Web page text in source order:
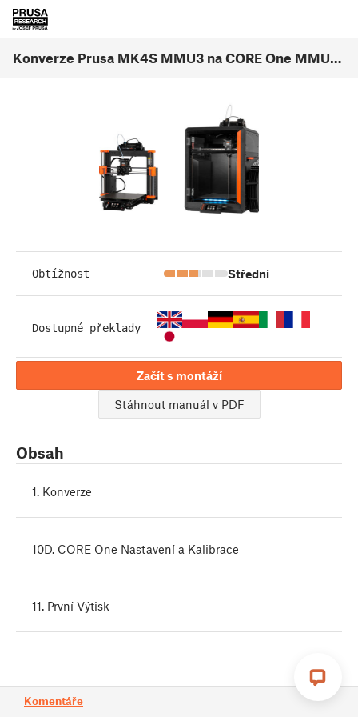
Konverze Prusa MK4S MMU3 na CORE One MMU3 (1.00)
Komentáře
Obtížnost Střední
Dostupné překlady
Začít s montáží
Stáhnout manuál v PDF
Obsah
1. Konverze
10D. CORE One Nastavení a Kalibrace
11. První Výtisk